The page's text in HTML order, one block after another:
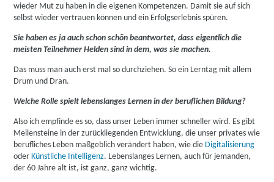
wieder Mut zu haben in die eigenen Kompetenzen. Damit sie auf sich
selbst wieder vertrauen können und ein Erfolgserlebnis spüren.
Sie haben es ja auch schon schön beantwortet, dass eigentlich die
meisten Teilnehmer Helden sind in dem, was sie machen.
Das muss man auch erst mal so durchziehen. So ein Lerntag mit allem
Drum und Dran.
Welche Rolle spielt lebenslanges Lernen in der beruflichen Bildung?
Also ich empfinde es so, dass unser Leben immer schneller wird. Es gibt
Meilensteine in der zurückliegenden Entwicklung, die unser privates wie
berufliches Leben maßgeblich verändert haben, wie die Digitalisierung
oder Künstliche Intelligenz. Lebenslanges Lernen, auch für jemanden,
der 60 Jahre alt ist, ist ganz, ganz wichtig.